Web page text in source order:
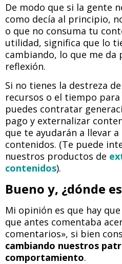
De modo que si la gente
como decía al principio,
o que no consuma tu
utilidad, significa que lo
cambiando, lo que me da
reflexión.
Si no tienes la destreza
recursos o el tiempo
puedes contratar
pago y externalizar
que te ayudarán a llevar
contenidos. (Te puede
nuestros productos de
contenidos).
Bueno y, ¿dónde
Mi opinión es que hay
que antes comentaba
comentarios», si bien
cambiando nuestros
comportamiento.